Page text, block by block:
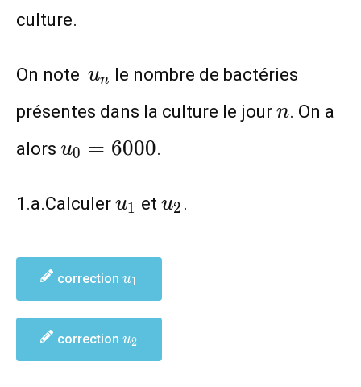
culture.
On note u_n
un
le nombre de bactéries
présentes dans la culture le jour n
n. On a
alors u_0=6000
u0 = 6000.
1.a.Calculer u_{1}
u1 et u_{2}
u2 .
correction u_1
u1
correction u_2
u2